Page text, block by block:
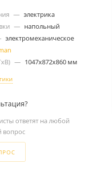
— электрика
— напольный
электромеханическое
— 1047x872x860 мм
ответят на любой
вопрос